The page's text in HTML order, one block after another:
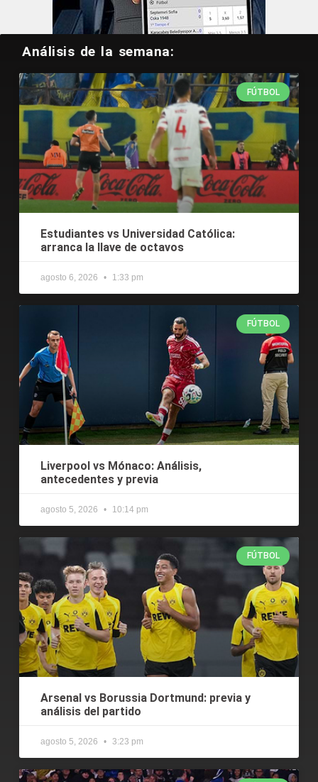
Análisis de la semana:
FÚTBOL
Estudiantes vs Universidad Católica:
arranca la llave de octavos
agosto 6, 2026 1:33 pm
FÚTBOL
Liverpool vs Mónaco: Análisis,
antecedentes y previa
agosto 5, 2026 10:14 pm
FÚTBOL
Arsenal vs Borussia Dortmund: previa y
análisis del partido
agosto 5, 2026 3:23 pm